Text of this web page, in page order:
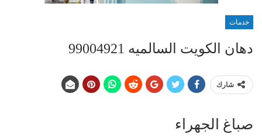
خدمات
دهان الكويت السالميه 99004921
شارك
صباغ الجهراء